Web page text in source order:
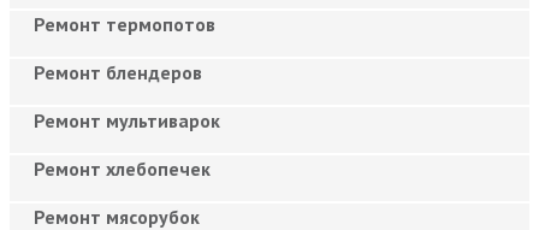
Ремонт термопотов
Ремонт блендеров
Ремонт мультиварок
Ремонт хлебопечек
Ремонт мясорубок